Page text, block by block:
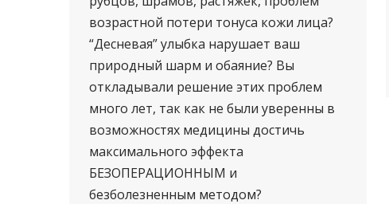
возрастной потери тонуса кожи лица?
“Десневая” улыбка нарушает ваш
природный шарм и обаяние? Вы
откладывали решение этих проблем
много лет, так как не были уверенны в
возможностях медицины достичь
максимального эффекта
БЕЗОПЕРАЦИОННЫМ и
безболезненным методом?